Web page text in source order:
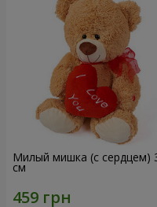
Милый мишка (с сердцем)
см